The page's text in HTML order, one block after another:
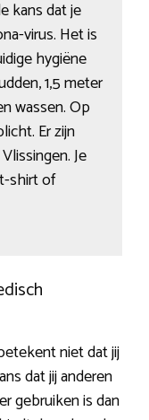
kans dat je
virus. Het is
hygiëne
1,5 meter
wassen. Op
Er zijn
Je
shirt of
niet dat jij
dat jij anderen
gebruiken is dan